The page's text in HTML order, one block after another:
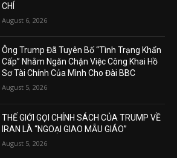
CHÍ
August 6, 2026
Ông Trump Đã Tuyên Bố “Tình Trạng Khẩn
Cấp” Nhằm Ngăn Chặn Việc Công Khai Hồ
Sơ Tài Chính Của Mình Cho Đài BBC
August 5, 2026
THẾ GIỚI GỌI CHÍNH SÁCH CỦA TRUMP VỀ
IRAN LÀ “NGOẠI GIAO MẪU GIÁO”
August 5, 2026